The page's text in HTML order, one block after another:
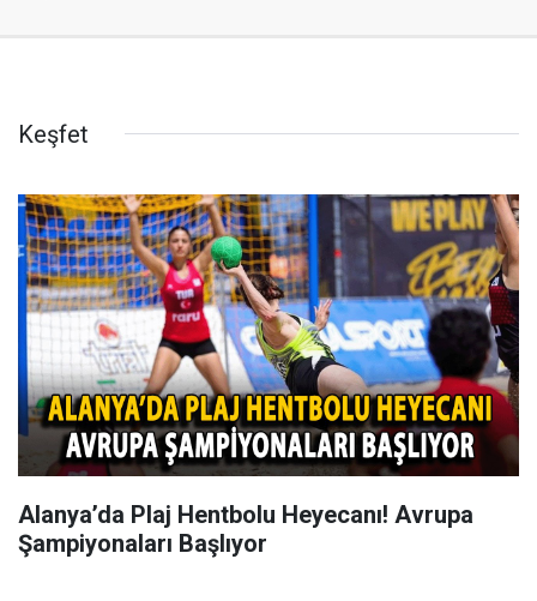
Keşfet
Alanya’da Plaj Hentbolu Heyecanı! Avrupa
Şampiyonaları Başlıyor